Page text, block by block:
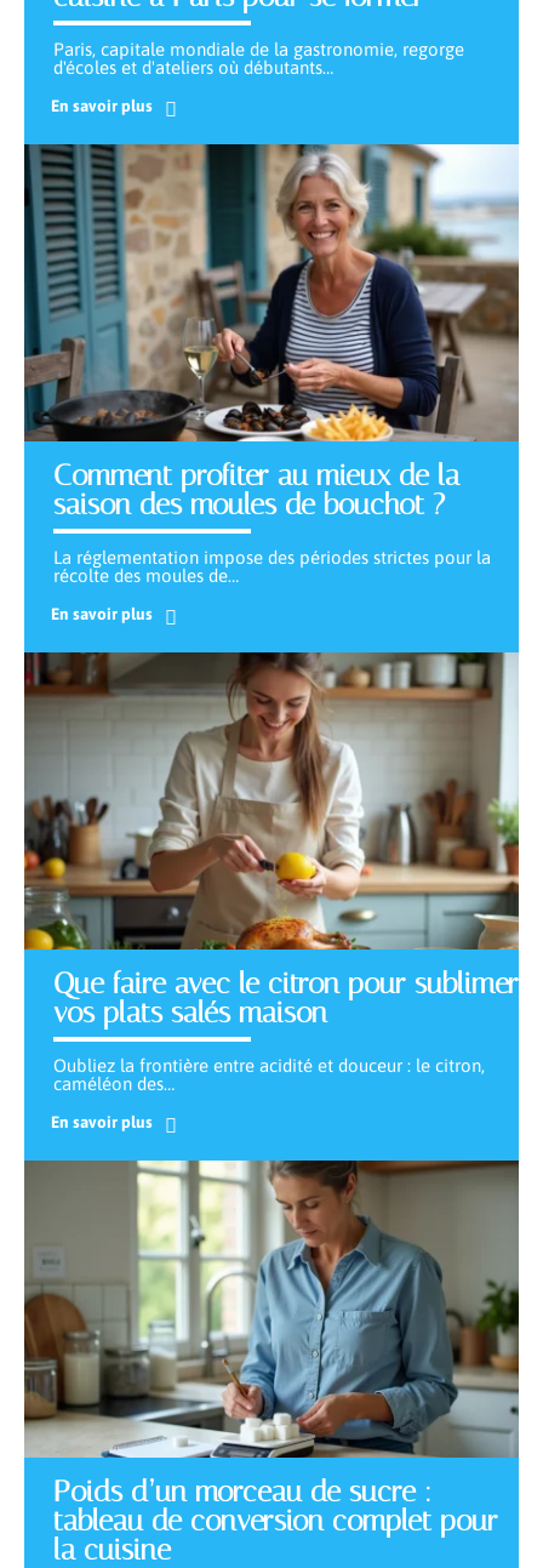
Paris, capitale mondiale de la gastronomie, regorge
d'écoles et d'ateliers où débutants…
En savoir plus
Comment profiter au mieux de la
saison des moules de bouchot ?
La réglementation impose des périodes strictes pour la
récolte des moules de…
En savoir plus
Que faire avec le citron pour sublimer
vos plats salés maison
Oubliez la frontière entre acidité et douceur : le citron,
caméléon des…
En savoir plus
Poids d’un morceau de sucre :
tableau de conversion complet pour
la cuisine